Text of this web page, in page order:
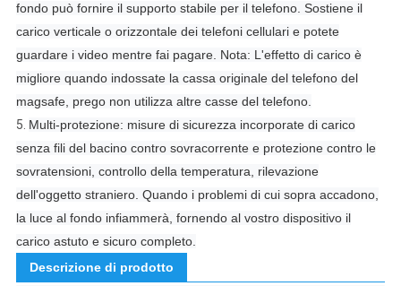
fondo può fornire il supporto stabile per il telefono. Sostiene il
carico verticale o orizzontale dei telefoni cellulari e potete
guardare i video mentre fai pagare. Nota: L'effetto di carico è
migliore quando indossate la cassa originale del telefono del
magsafe, prego non utilizza altre casse del telefono.
5. Multi-protezione: misure di sicurezza incorporate di carico
senza fili del bacino contro sovracorrente e protezione contro le
sovratensioni, controllo della temperatura, rilevazione
dell'oggetto straniero. Quando i problemi di cui sopra accadono,
la luce al fondo infiammerà, fornendo al vostro dispositivo il
carico astuto e sicuro completo.
Descrizione di prodotto